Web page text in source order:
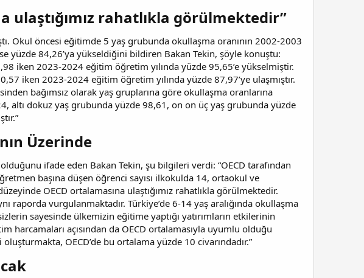
ulaştığımız rahatlıkla görülmektedir”
Okul öncesi eğitimde 5 yaş grubunda okullaşma oranının 2002-2003
yüzde 84,26’ya yükseldiğini bildiren Bakan Tekin, şöyle konuştu:
iken 2023-2024 eğitim öğretim yılında yüzde 95,65’e yükselmiştir.
iken 2023-2024 eğitim öğretim yılında yüzde 87,97’ye ulaşmıştır.
bağımsız olarak yaş gruplarına göre okullaşma oranlarına
altı dokuz yaş grubunda yüzde 98,61, on on üç yaş grubunda yüzde
Üzerinde​
ifade eden Bakan Tekin, şu bilgileri verdi: “OECD tarafından
başına düşen öğrenci sayısı ilkokulda 14, ortaokul ve
OECD ortalamasına ulaştığımız rahatlıkla görülmektedir.
raporda vurgulanmaktadır. Türkiye’de 6-14 yaş aralığında okullaşma
sayesinde ülkemizin eğitime yaptığı yatırımların etkilerinin
harcamaları açısından da OECD ortalamasıyla uyumlu olduğu
OECD’de bu ortalama yüzde 10 civarındadır.”